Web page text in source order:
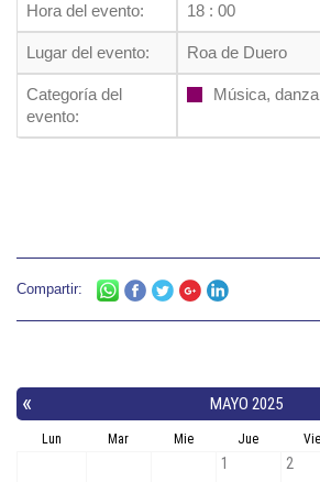
Hora del evento: 18 : 00
Lugar del evento: Roa de Duero
Categoría del
evento:
Música, danza
Compartir: